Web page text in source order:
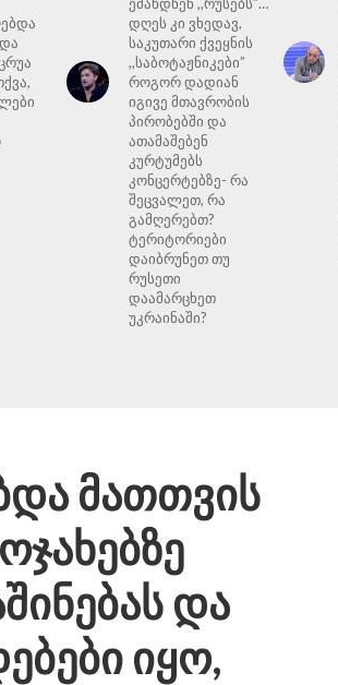
დღეს კი ვხედავ,
საკუთარი ქვეყნის
,,საბოტაჟნიკები”
როგორ დადიან
იგივე მთავრობის
პირობებში და
ათამაშებენ
კურტუმებს
კონცერტებზე- რა
შეცვალეთ, რა
გამღერებთ?
ტერიტორიები
დაიბრუნეთ თუ
რუსეთი
დაამარცხეთ
უკრაინაში?
მათთვის
და
იყო,